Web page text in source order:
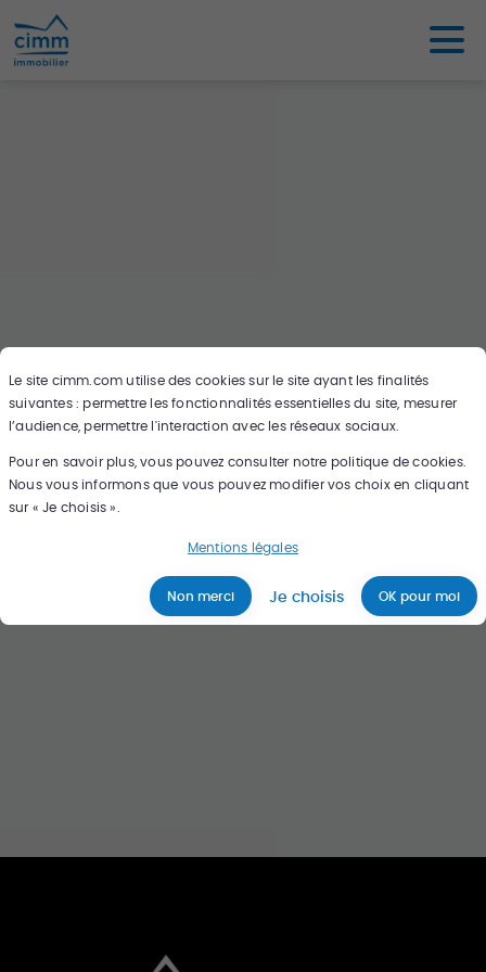
Le site cimm.comutilise des cookies sur le site ayant les finalités
suivantes : permettre les fonctionnalités essentielles du site, mesurer
l’audience, permettre l'interaction avec les réseaux sociaux.
Pour en savoir plus, vous pouvez consulter notre politique de cookies.
Nous vous informons que vous pouvez modifier vos choix en cliquant
sur « Je choisis ».
Mentions légales
Non merci Je choisis OK pour moi
Oups ce bien n'existe pas ou plus,
cherchez en un autre sur notre carte !